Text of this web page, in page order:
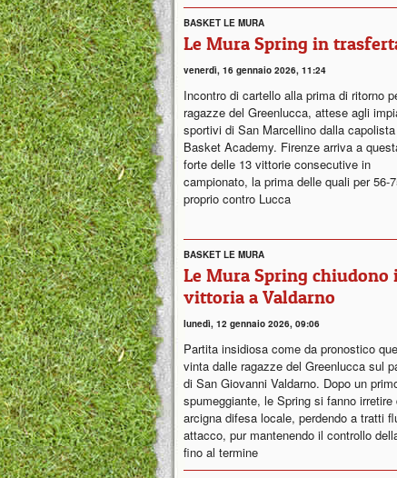
BASKET LE MURA
Le Mura Spring in
venerdì, 16 gennaio 2026, 11:24
Incontro di cartello alla prima di ritorno
ragazze del Greenlucca, attese agli
sportivi di San Marcellino dalla
Basket Academy. Firenze arriva a
forte delle 13 vittorie consecutive in
campionato, la prima delle quali per 56-
proprio contro Lucca
BASKET LE MURA
Le Mura Spring
vittoria a Valdarno
lunedì, 12 gennaio 2026, 09:06
Partita insidiosa come da pronostico
vinta dalle ragazze del Greenlucca sul
di San Giovanni Valdarno. Dopo un
spumeggiante, le Spring si fanno irretire
arcigna difesa locale, perdendo a tratti
attacco, pur mantenendo il controllo
fino al termine